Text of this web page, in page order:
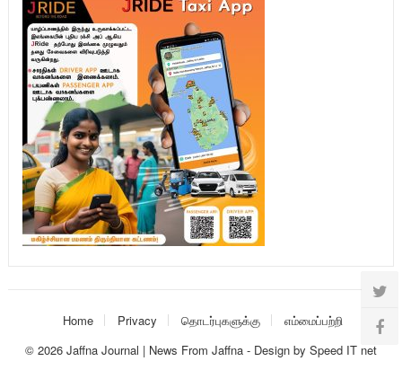
Home Privacy தொடர்புகளுக்கு
எம்மைப்பற்றி
© 2026 Jaffna Journal | News From Jaffna- Design by Speed IT net